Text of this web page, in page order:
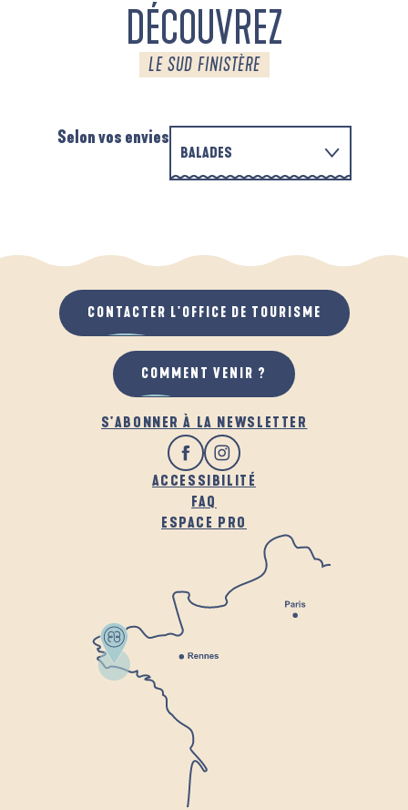
DÉCOUVREZ
LE SUD FINISTÈRE
Selon vos envies
BALADES
QUAND IL PLEUT
AU GRAND AIR
PARCOURS D'INTERPRÉTATION DE L'ANSE
S'ABONNER À LA NEWSLETTER
ACCESSIBILITÉ
FAQ
ESPACE PRO
CONTACTER L'OFFICE DE TOURISME
COMMENT VENIR ?